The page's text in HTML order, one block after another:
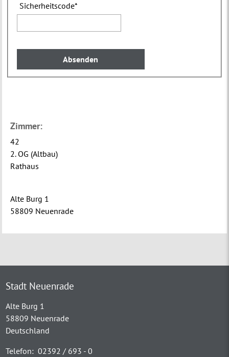
Sicherheitscode*
Zimmer:
42
2. OG (Altbau)
Rathaus
Alte Burg 1
58809 Neuenrade
Stadt Neuenrade
Alte Burg 1
58809 Neuenrade
Deutschland
Telefon: 02392 / 693 - 0